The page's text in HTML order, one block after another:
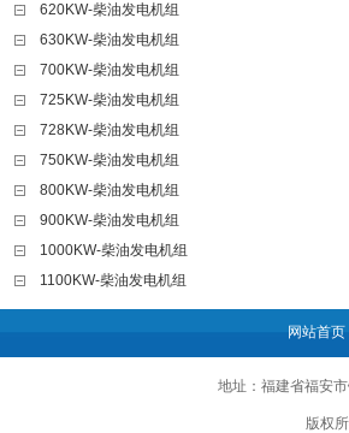
620KW-柴油发电机组
630KW-柴油发电机组
700KW-柴油发电机组
725KW-柴油发电机组
728KW-柴油发电机组
750KW-柴油发电机组
800KW-柴油发电机组
900KW-柴油发电机组
1000KW-柴油发电机组
1100KW-柴油发电机组
网站首页
地址：福建省福安
版权